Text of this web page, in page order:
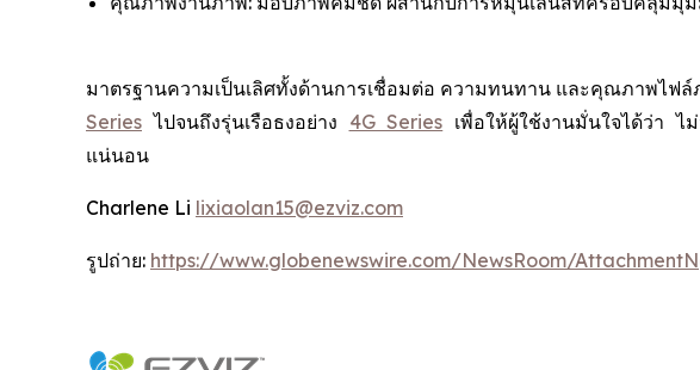
มาตรฐานความเป็นเลิศทั้งด้านการเชื่อมต่อ ความทนทาน และคุณภาพไฟ
Series ไปจนถึงรุ่นเรือธงอย่าง 4G Series เพื่อให้ผู้ใช้งานมั่นใจได้ว่า
แน่นอน
Charlene Li lixiaolan15@ezviz.com
รูปถ่าย: https://www.globenewswire.com/NewsRoom/